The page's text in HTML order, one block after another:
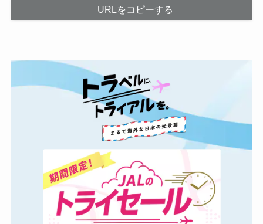
URLをコピーする